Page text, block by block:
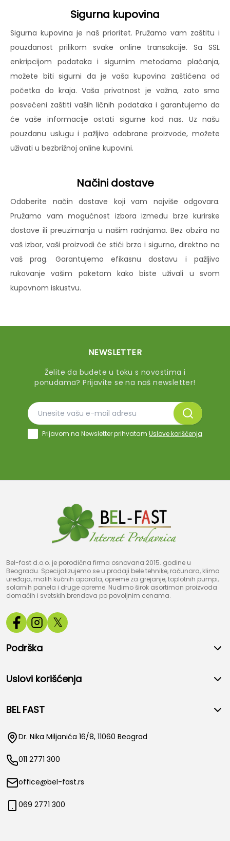
Sigurna kupovina
Sigurna kupovina je naš prioritet. Pružamo vam zaštitu i
pouzdanost prilikom svake online transakcije. Sa SSL
enkripcijom podataka i sigurnim metodama plaćanja,
možete biti sigurni da je vaša kupovina zaštićena od
početka do kraja. Vaša privatnost je važna, zato smo
posvećeni zaštiti vaših ličnih podataka i garantujemo da
će vaše informacije ostati sigurne kod nas. Uz našu
pouzdanu uslugu i pažljivo odabrane proizvode, možete
uživati u bezbrižnoj online kupovini.
Načini dostave
Odaberite način dostave koji vam najviše odgovara.
Pružamo vam mogućnost izbora između brze kurirske
dostave ili preuzimanja u našim radnjama. Bez obzira na
vaš izbor, vaši proizvodi će stići brzo i sigurno, direktno na
vaš prag. Garantujemo efikasnu dostavu i pažljivo
rukovanje vašim paketom kako biste uživali u svom
kupovnom iskustvu.
NEWSLETTER
Želite da budete u toku s novostima i
ponudama? Prijavite se na naš newsletter!
Prijavom na Newsletter prihvatam Uslove korišćenja
Bel-fast d.o.o. je porodična firma osnovana 2015. godine u
Beogradu. Specijalizujemo se u prodaji bele tehnike, računara, klima
uređaja, malih kućnih aparata, opreme za grejanje, toplotnih pumpi,
solarnih panela i druge opreme. Nudimo širok asortiman proizvoda
domaćih i svetskih brendova po povoljnim cenama.
𝕏
Podrška
Uslovi korišćenja
BEL FAST
Dr. Nika Miljanića 16/8, 11060 Beograd
011 2771 300
office@bel-fast.rs
069 2771 300